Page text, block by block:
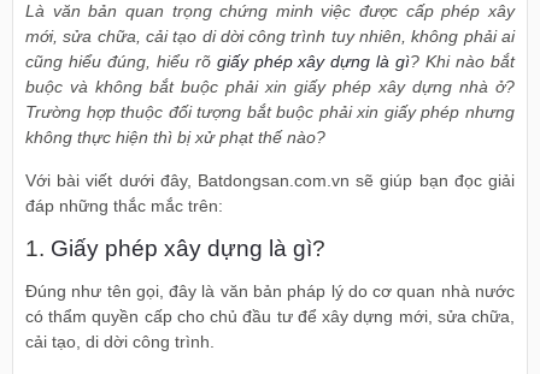
Là văn bản quan trọng chứng minh việc được cấp phép xây
mới, sửa chữa, cải tạo di dời công trình tuy nhiên, không phải ai
cũng hiểu đúng, hiểu rõ giấy phép xây dựng là gì? Khi nào bắt
buộc và không bắt buộc phải xin giấy phép xây dựng nhà ở?
Trường hợp thuộc đối tượng bắt buộc phải xin giấy phép nhưng
không thực hiện thì bị xử phạt thế nào?
Với bài viết dưới đây, Batdongsan.com.vn sẽ giúp bạn đọc giải
đáp những thắc mắc trên:
1. Giấy phép xây dựng là gì?
Đúng như tên gọi, đây là văn bản pháp lý do cơ quan nhà nước
có thẩm quyền cấp cho chủ đầu tư để xây dựng mới, sửa chữa,
cải tạo, di dời công trình.